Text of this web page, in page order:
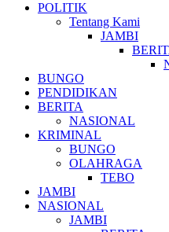
POLITIK
Tentang Kami
JAMBI
BUNGO
PENDIDIKAN
BERITA
NASIONAL
KRIMINAL
BUNGO
OLAHRAGA
TEBO
JAMBI
NASIONAL
JAMBI